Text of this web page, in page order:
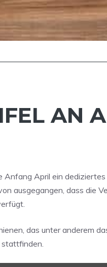
AN
Anfang April ein
ausgegangen, dass die
das unter anderem
stattfinden.